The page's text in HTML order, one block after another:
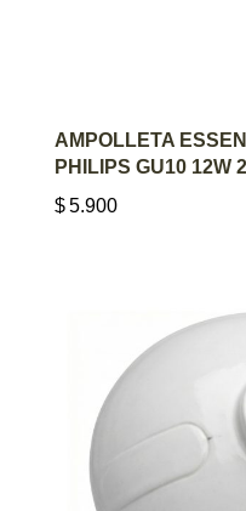
AMPOLLETA
PHILIPS GU10 12W
$5.900